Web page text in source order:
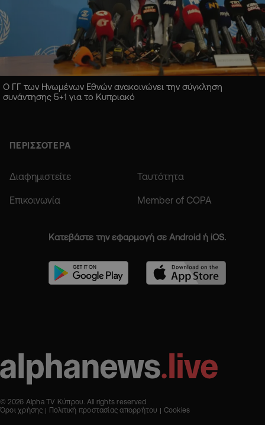
Ο ΓΓ των Ηνωμένων Εθνών ανακοινώνει την σύγκληση
συνάντησης 5+1 για το Κυπριακό
ΠΕΡΙΣΣΟΤΕΡΑ
Διαφημιστείτε Ταυτότητα
Επικοινωνία Member of COPA
Κατεβάστε την εφαρμογή σε Android ή iOS.
© 2026 Alpha TV Κύπρου. All rights reserved
Όροι χρήσης
Πολιτική προστασίας απορρήτου Cookies